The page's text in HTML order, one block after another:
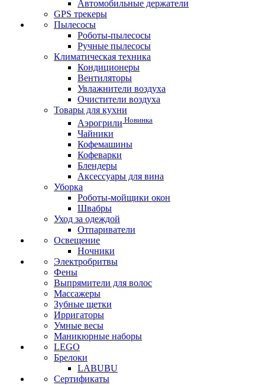
Автомобильные держатели
GPS трекеры
Пылесосы
Роботы-пылесосы
Ручные пылесосы
Климатическая техника
Кондиционеры
Вентиляторы
Увлажнители воздуха
Очистители воздуха
Товары для кухни
Аэрогрили Новинка
Чайники
Кофемашины
Кофеварки
Блендеры
Аксессуары для вина
Уборка
Роботы-мойщики окон
Швабры
Уход за одеждой
Отпариватели
Освещение
Ночники
Электробритвы
Фены
Выпрямители для волос
Массажеры
Зубные щетки
Ирригаторы
Умные весы
Маникюрные наборы
LEGO
Брелоки
LABUBU
Сертификаты